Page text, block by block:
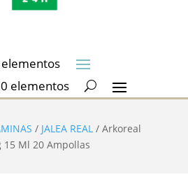
0 elementos
/ JALEA REAL/ Arkoreal
15 Ml 20 Ampollas